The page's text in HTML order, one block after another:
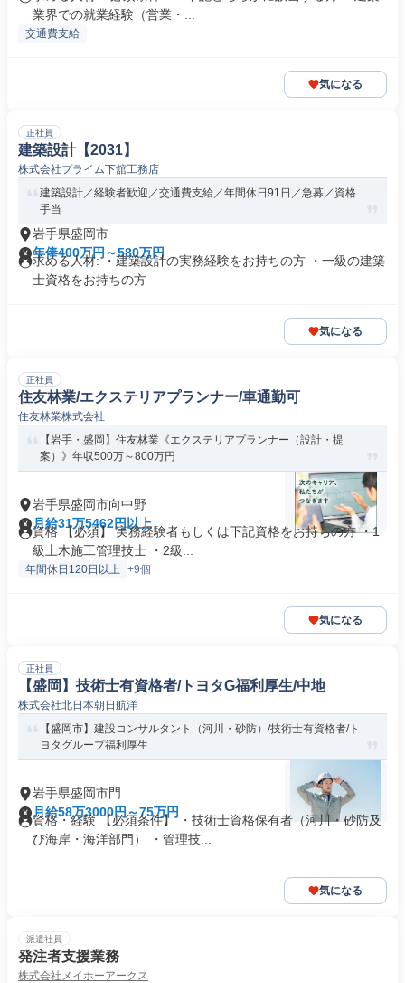
業界での就業経験（営業・...
交通費支給
気になる
正社員
建築設計【2031】
株式会社プライム下舘工務店
建築設計／経験者歓迎／交通費支給／年間休日91日／急募／資格
手当
岩手県盛岡市
年俸400万円～580万円
求める人材: ・建築設計の実務経験をお持ちの方 ・一級の建築
士資格をお持ちの方
気になる
正社員
住友林業/エクステリアプランナー/車通勤可
住友林業株式会社
【岩手・盛岡】住友林業《エクステリアプランナー（設計・提
案）》年収500万～800万円
岩手県盛岡市向中野
月給31万5462円以上
資格 【必須】 実務経験者もしくは下記資格をお持ちの方 ・1
級土木施工管理技士 ・2級...
年間休日120日以上 +9個
気になる
正社員
【盛岡】技術士有資格者/トヨタG福利厚生/中地
株式会社北日本朝日航洋
【盛岡市】建設コンサルタント（河川・砂防）/技術士有資格者/ト
ヨタグループ福利厚生
岩手県盛岡市門
月給58万3000円～75万円
資格・経験 【必須条件】 ・技術士資格保有者（河川・砂防及
び海岸・海洋部門） ・管理技...
気になる
派遣社員
発注者支援業務
株式会社メイホーアークス